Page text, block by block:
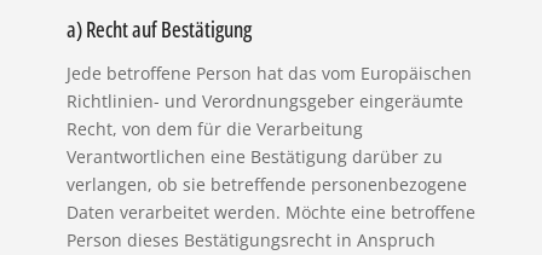
a) Recht auf Bestätigung
Jede betroffene Person hat das vom Europäischen
Richtlinien- und Verordnungsgeber eingeräumte
Recht, von dem für die Verarbeitung
Verantwortlichen eine Bestätigung darüber zu
verlangen, ob sie betreffende personenbezogene
Daten verarbeitet werden. Möchte eine betroffene
Person dieses Bestätigungsrecht in Anspruch